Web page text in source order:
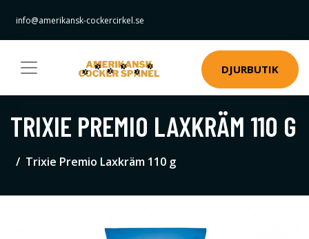
info@amerikansk-cockercirkel.se
DJURBUTIK
TRIXIE PREMIO LAXKRÄM 110 G
Trixie Premio Laxkräm 110 g